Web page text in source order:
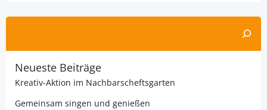
Neueste Beiträge
Kreativ-Aktion im Nachbarscheftsgarten
Gemeinsam singen und genießen